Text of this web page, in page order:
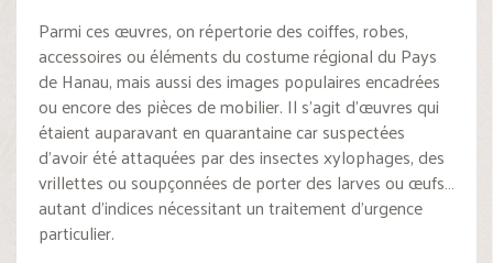
Parmi ces œuvres, on répertorie des coiffes, robes,
accessoires ou éléments du costume régional du Pays
de Hanau, mais aussi des images populaires encadrées
ou encore des pièces de mobilier. Il s’agit d’œuvres qui
étaient auparavant en quarantaine car suspectées
d’avoir été attaquées par des insectes xylophages, des
vrillettes ou soupçonnées de porter des larves ou œufs…
autant d’indices nécessitant un traitement d’urgence
particulier.